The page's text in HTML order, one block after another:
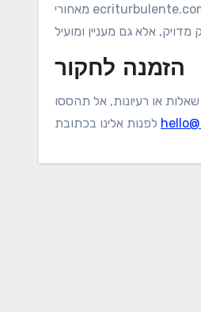
מאחורי ecriturbulente.com עומד צוות של אוהדי קריקט נלהבים, אנשי מקצוע בתחום הסטטיסטיקה והטכנולוגיה. אנחנו
הזמנה לחקור
או רעיונות, אל תהססו